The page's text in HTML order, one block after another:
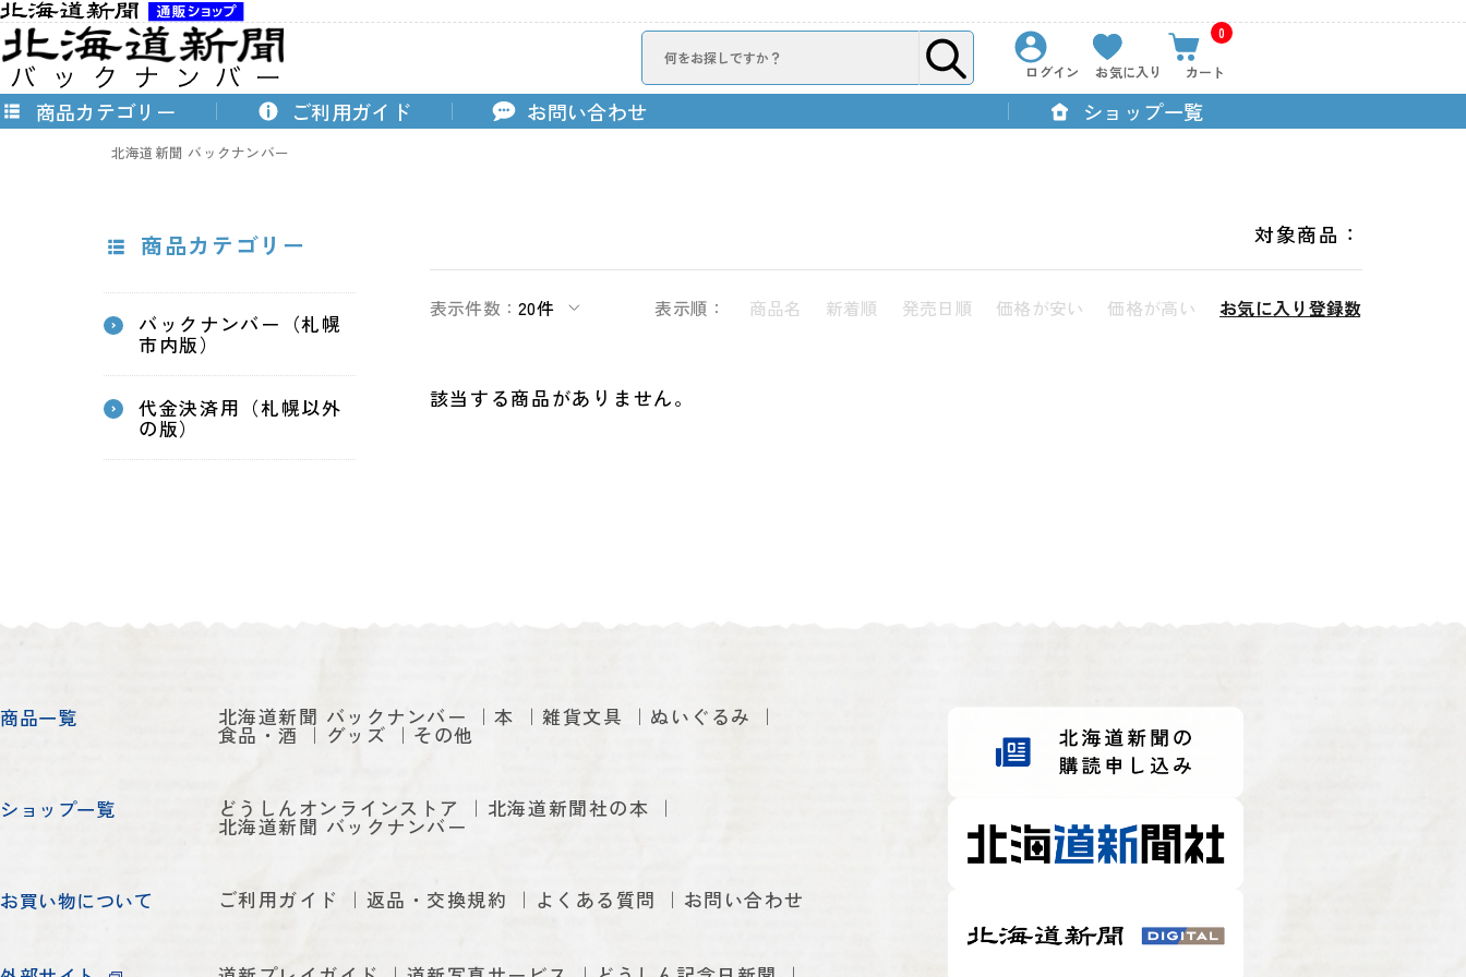
ログイン お気に入り
0
カート
商品カテゴリー ショップ一覧
ご利用ガイド お問い合わせ
北海道新聞 バックナンバー
商品カテゴリー
バックナンバー（札幌
市内版）
代金決済用（札幌以外
の版）
対象商品：
表示件数：20件 表示順： 商品名 新着順 発売日順 価格が安い 価格が高い お気に入り登録数
該当する商品がありません。
商品一覧 北海道新聞 バックナンバー 本 雑貨文具 ぬいぐるみ
食品・酒 グッズ その他
ショップ一覧 どうしんオンラインストア 北海道新聞社の本
北海道新聞 バックナンバー
お買い物について ご利用ガイド 返品・交換規約 よくある質問 お問い合わせ